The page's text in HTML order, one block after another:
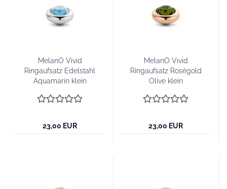
MelanO Vivid
Ringaufsatz Edelstahl
Aquamarin klein
23,00 EUR
MelanO Vivid
Ringaufsatz Roségold
Olive klein
23,00 EUR